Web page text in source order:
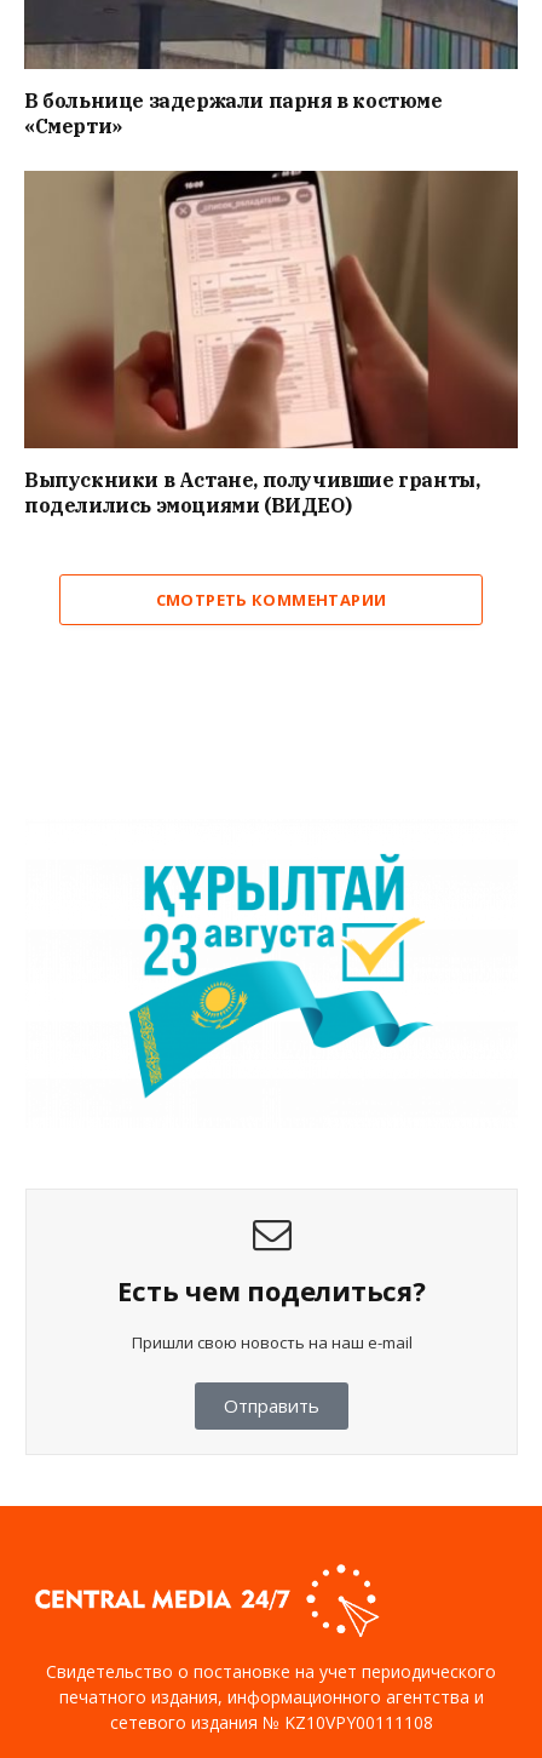
В больнице задержали парня в костюме
«Смерти»
Выпускники в Астане, получившие гранты,
поделились эмоциями (ВИДЕО)
СМОТРЕТЬ КОММЕНТАРИИ
Есть чем поделиться?
Пришли свою новость на наш e-mail
Отправить
Свидетельство о постановке на учет периодического
печатного издания, информационного агентства и
сетевого издания № KZ10VPY00111108